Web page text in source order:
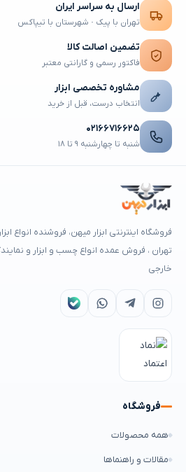
ارسال به سراسر ایران
تهران با پیک · شهرستان با تیپاکس
تضمین اصالت کالا
فاکتور رسمی و گارانتی معتبر
مشاوره تخصصی ابزار
انتخاب درست، قبل از خرید
۰۲۱۶۶۷۱۶۶۲۵
شنبه تا چهارشنبه ۹ تا ۱۸
فروشگاه اینترنتی ابزار میهن، فروشنده انواع
تهران ، فروش عمده انواع چسب و ابزار و
خارجی
فروشگاه
همه محصولات
مقالات و راهنماها